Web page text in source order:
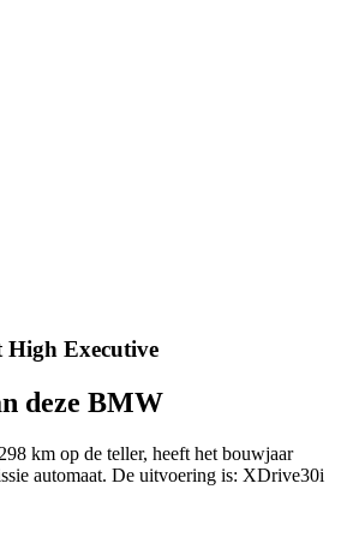
Executive
deze BMW
km op de teller, heeft het bouwjaar
automaat. De uitvoering is: XDrive30i